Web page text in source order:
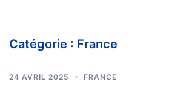
Catégorie : France
24 AVRIL 2025 FRANCE